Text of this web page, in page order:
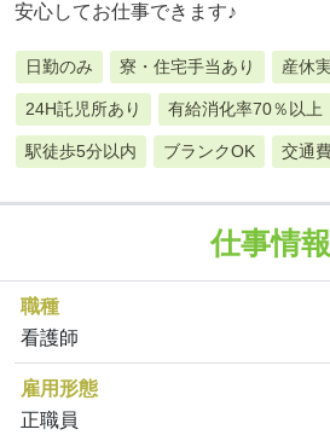
安心してお仕事できます♪
日勤のみ 寮・住宅手当あり 産休
24H託児所あり 有給消化率70％以上
駅徒歩5分以内 ブランクOK 交通
仕事情報
職種
看護師
雇用形態
正職員